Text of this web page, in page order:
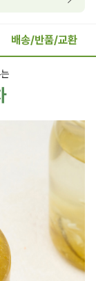
배송/반품/교환